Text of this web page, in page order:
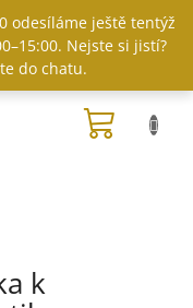
odesíláme ještě tentýž
Nejste si jistí?
do chatu.
k